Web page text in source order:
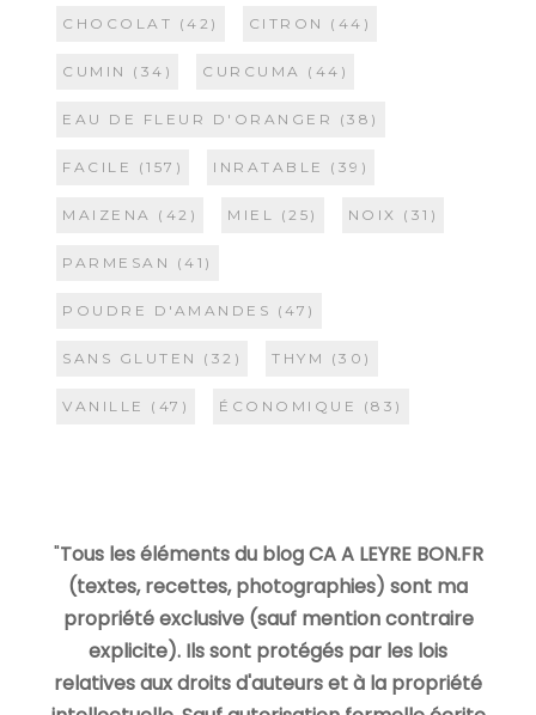
CHOCOLAT (42) CITRON (44)
CUMIN (34) CURCUMA (44)
EAU DE FLEUR D'ORANGER (38)
FACILE (157) INRATABLE (39)
MAIZENA (42) MIEL (25) NOIX (31)
PARMESAN (41)
POUDRE D'AMANDES (47)
SANS GLUTEN (32) THYM (30)
VANILLE (47) ÉCONOMIQUE (83)
"Tous les éléments du blog CA A LEYRE BON.FR
(textes, recettes, photographies) sont ma
propriété exclusive (sauf mention contraire
explicite). Ils sont protégés par les lois
relatives aux droits d'auteurs et à la propriété